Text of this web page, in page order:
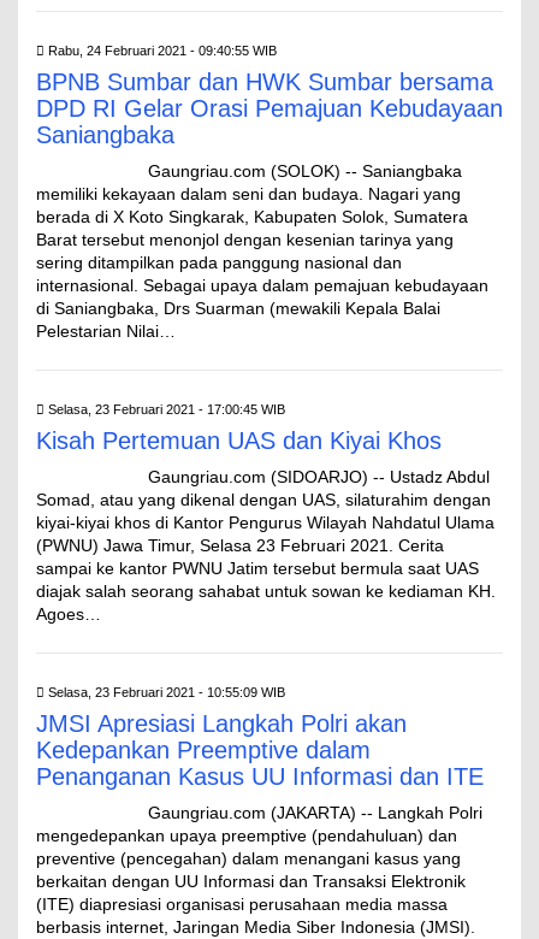
Rabu, 24 Februari 2021 - 09:40:55 WIB
BPNB Sumbar dan HWK Sumbar bersama
DPD RI Gelar Orasi Pemajuan Kebudayaan
Saniangbaka
Gaungriau.com (SOLOK) -- Saniangbaka
memiliki kekayaan dalam seni dan budaya. Nagari yang
berada di X Koto Singkarak, Kabupaten Solok, Sumatera
Barat tersebut menonjol dengan kesenian tarinya yang
sering ditampilkan pada panggung nasional dan
internasional. Sebagai upaya dalam pemajuan kebudayaan
di Saniangbaka, Drs Suarman (mewakili Kepala Balai
Pelestarian Nilai…
Selasa, 23 Februari 2021 - 17:00:45 WIB
Kisah Pertemuan UAS dan Kiyai Khos
Gaungriau.com (SIDOARJO) -- Ustadz Abdul
Somad, atau yang dikenal dengan UAS, silaturahim dengan
kiyai-kiyai khos di Kantor Pengurus Wilayah Nahdatul Ulama
(PWNU) Jawa Timur, Selasa 23 Februari 2021. Cerita
sampai ke kantor PWNU Jatim tersebut bermula saat UAS
diajak salah seorang sahabat untuk sowan ke kediaman KH.
Agoes…
Selasa, 23 Februari 2021 - 10:55:09 WIB
JMSI Apresiasi Langkah Polri akan
Kedepankan Preemptive dalam
Penanganan Kasus UU Informasi dan ITE
Gaungriau.com (JAKARTA) -- Langkah Polri
mengedepankan upaya preemptive (pendahuluan) dan
preventive (pencegahan) dalam menangani kasus yang
berkaitan dengan UU Informasi dan Transaksi Elektronik
(ITE) diapresiasi organisasi perusahaan media massa
berbasis internet, Jaringan Media Siber Indonesia (JMSI).